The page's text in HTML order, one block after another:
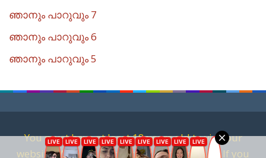
ഞാനും പാറുവും 7
ഞാനും പാറുവും 6
ഞാനും പാറുവും 5
You must have at least 18 years old to visit our
website. We are against child pornography. If you